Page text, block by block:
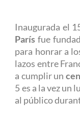
Inaugurada el
París fue
para honrar a
lazos entre
a cumplir un
5 es a la vez un
al público